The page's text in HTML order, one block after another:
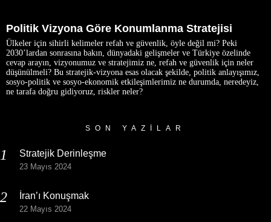
Politik Vizyona Göre Konumlanma Stratejisi
Ülkeler için sihirli kelimeler refah ve güvenlik, öyle değil mi? Peki
2030’lardan sonrasına bakın, dünyadaki gelişmeler ve Türkiye özelinde
cevap arayın, vizyonumuz ve stratejimiz ne, refah ve güvenlik için neler
düşünülmeli? Bu stratejik-vizyona esas olacak şekilde, politik anlayışımız,
sosyo-politik ve sosyo-ekonomik etkileşimlerimiz ne durumda, neredeyiz,
ne tarafa doğru gidiyoruz, riskler neler?
SON YAZILAR
Stratejik Derinleşme
23 Mayıs 2024
İran’ı Konuşmak
22 Mayıs 2024